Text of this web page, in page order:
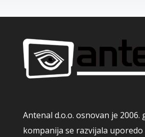
Antenal d.o.o. osnovan je 2006.
kompanija se razvijala uporedo